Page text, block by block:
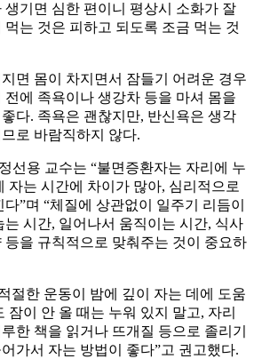
생기면 심한 편이니 평상시 소화가 잘
는 것은 피하고 되도록 조금 먹는 것
면 몸이 차지면서 잠들기 어려운 경우
전에 족욕이나 생강차 등을 마셔 몸을
다. 족욕은 괜찮지만, 반신욕은 생각
로 바람직하지 않다.
선용 교수는 “불면증환자는 자리에 누
자는 시간에 차이가 많아, 심리적으로
”며 “체질에 상관없이 일주기 리듬이
는 시간, 일어나서 움직이는 시간, 식사
등을 규칙적으로 맞춰주는 것이 중요하
절한 운동이 밤에 깊이 자는 데에 도움
잠이 안 올 때는 누워 있지 말고, 자리
한 책을 읽거나 뜨개질 등으로 졸리기
가서 자는 방법이 좋다”고 권고했다.